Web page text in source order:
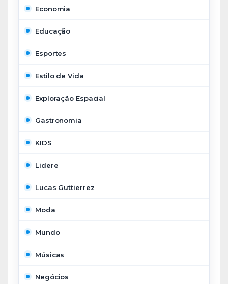
Economia
Educação
Esportes
Estilo de Vida
Exploração Espacial
Gastronomia
KIDS
Lidere
Lucas Guttierrez
Moda
Mundo
Músicas
Negócios